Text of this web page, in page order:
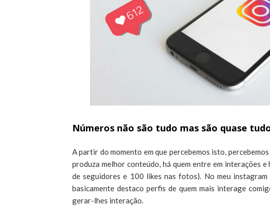
Números não são tudo mas são quase
A partir do momento em que percebemos isto,
produza melhor conteúdo, há quem entre em interações
de seguidores e 100 likes nas fotos). No meu
basicamente destaco perfis de quem mais interage
gerar-lhes interação.